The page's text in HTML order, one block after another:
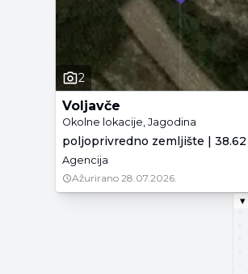
2
Voljavče
Okolne lokacije, Jagodina
poljoprivredno zemljište |
Agencija
Ažurirano 28.07.2026.
▾